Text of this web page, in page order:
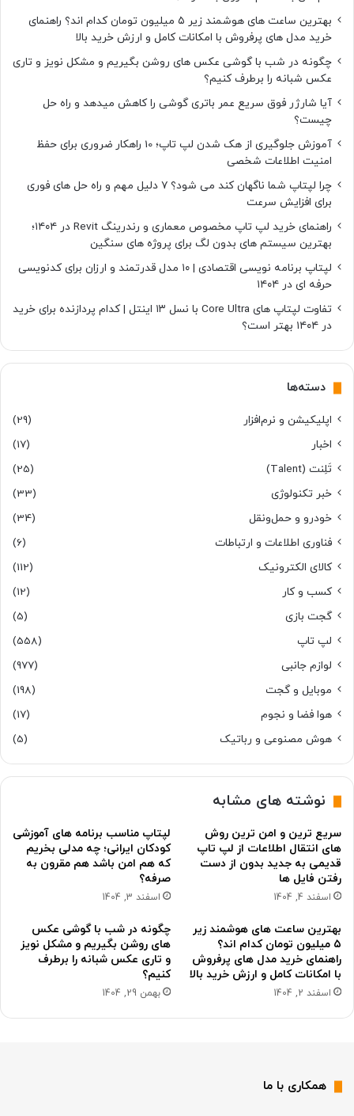
بهترین ساعت های هوشمند زیر ۵ میلیون تومان کدام اند؟ راهنمای
خرید مدل های پرفروش با امکانات کامل و ارزش خرید بالا
چگونه در شب با گوشی عکس های روشن بگیریم و مشکل نویز و تاری
عکس شبانه را برطرف کنیم؟
آیا شارژر فوق سریع عمر باتری گوشی را کاهش میدهد و راه حل
چیست؟
آموزش جلوگیری از هک شدن لپ تاپ؛ 10 راهکار ضروری برای حفظ
امنیت اطلاعات شخصی
چرا لپتاپ شما ناگهان کند می شود؟ ۷ دلیل مهم و راه حل های فوری
برای افزایش سرعت
راهنمای خرید لپ تاپ مخصوص معماری و رندرینگ Revit در ۱۴۰۴؛
بهترین سیستم های بدون لگ برای پروژه های سنگین
لپتاپ برنامه نویسی اقتصادی | ۱۰ مدل قدرتمند و ارزان برای کدنویسی
حرفه ای در ۱۴۰۴
تفاوت لپتاپ های Core Ultra با نسل ۱۳ اینتل | کدام پردازنده برای خرید
در ۱۴۰۴ بهتر است؟
دسته‌ها
اپلیکیشن و نرم‌افزار
(29)
اخبار
(17)
تَلِنت (Talent)
(25)
خبر تکنولوژی
(33)
خودرو و حمل‌و‌نقل
(34)
فناوری اطلاعات و ارتباطات
(6)
کالای الکترونیک
(112)
کسب و کار
(12)
گجت بازی
(5)
لپ تاپ
(558)
لوازم جانبی
(977)
موبایل و گجت
(198)
هوا فضا و نجوم
(17)
هوش مصنوعی و رباتیک
(5)
نوشته های مشابه
سریع ترین و امن ترین روش
های انتقال اطلاعات از لپ تاپ
قدیمی به جدید بدون از دست
رفتن فایل ها
اسفند 4, 1404
لپتاپ مناسب برنامه های آموزشی
کودکان ایرانی؛ چه مدلی بخریم
که هم امن باشد هم مقرون به
صرفه؟
اسفند 3, 1404
بهترین ساعت های هوشمند زیر
۵ میلیون تومان کدام اند؟
راهنمای خرید مدل های پرفروش
با امکانات کامل و ارزش خرید بالا
اسفند 2, 1404
چگونه در شب با گوشی عکس
های روشن بگیریم و مشکل نویز
و تاری عکس شبانه را برطرف
کنیم؟
بهمن 29, 1404
همکاری با ما